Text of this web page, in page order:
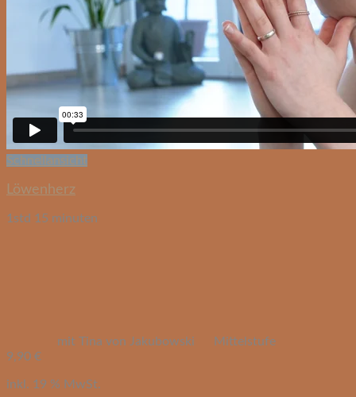
Schnellansicht
Löwenherz
1std 15 minuten
mit Tina von Jakubowski
Mittelstufe
9,90 €
inkl. 19 % MwSt.